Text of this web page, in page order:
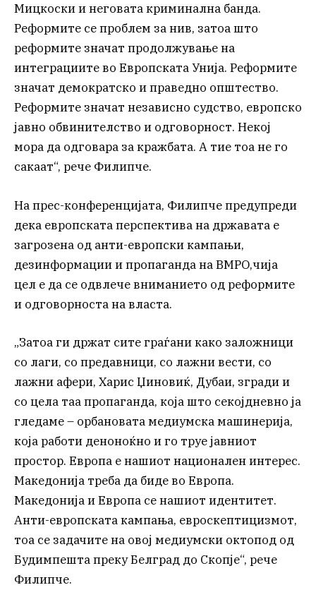
Мицкоски и неговата криминална банда.
Реформите се проблем за нив, затоа што
реформите значат продолжување на
интеграциите во Европската Унија. Реформите
значат демократско и праведно општество.
Реформите значат независно судство, европско
јавно обвинителство и одговорност. Некој
мора да одговара за кражбата. А тие тоа не го
сакаат“, рече Филипче.
На прес-конференцијата, Филипче предупреди
дека европската перспектива на државата е
загрозена од анти-европски кампањи,
дезинформации и пропаганда на ВМРО,чија
цел е да се одвлече вниманието од реформите
и одговорноста на власта.
„Затоа ги држат сите граѓани како заложници
со лаги, со предавници, со лажни вести, со
лажни афери, Харис Џиновиќ, Дубаи, згради и
со цела таа пропаганда, која што секојдневно ја
гледаме – орбановата медиумска машинерија,
која работи деноноќно и го труе јавниот
простор. Европа е нашиот национален интерес.
Македонија треба да биде во Европа.
Македонија и Европа се нашиот идентитет.
Анти-европската кампања, евроскептицизмот,
тоа се задачите на овој медиумски октопод од
Будимпешта преку Белград до Скопје“, рече
Филипче.